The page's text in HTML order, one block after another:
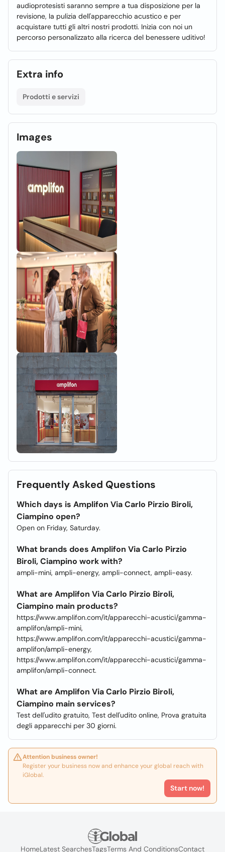
audioprotesisti saranno sempre a tua disposizione per la
revisione, la pulizia dell'apparecchio acustico e per
acquistare tutti gli altri nostri prodotti. Inizia con noi un
percorso personalizzato alla ricerca del benessere uditivo!
Extra info
Prodotti e servizi
Images
Frequently Asked Questions
Which days is Amplifon Via Carlo Pirzio Biroli,
Ciampino open?
Open on Friday, Saturday.
What brands does Amplifon Via Carlo Pirzio
Biroli, Ciampino work with?
ampli-mini, ampli-energy, ampli-connect, ampli-easy.
What are Amplifon Via Carlo Pirzio Biroli,
Ciampino main products?
https://www.amplifon.com/it/apparecchi-acustici/gamma-
amplifon/ampli-mini,
https://www.amplifon.com/it/apparecchi-acustici/gamma-
amplifon/ampli-energy,
https://www.amplifon.com/it/apparecchi-acustici/gamma-
amplifon/ampli-connect.
What are Amplifon Via Carlo Pirzio Biroli,
Ciampino main services?
Test dell'udito gratuito, Test dell'udito online, Prova gratuita
degli apparecchi per 30 giorni.
Attention business owner!
Register your business now and enhance your global reach with
iGlobal.
Start now!
HomeLatest SearchesTagsTerms And ConditionsContact